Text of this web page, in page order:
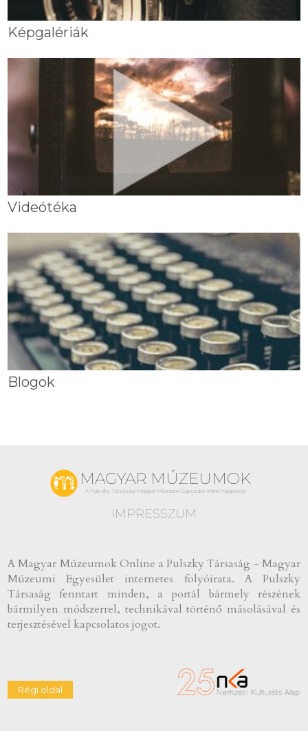
Képgalériák
Videótéka
Blogok
MAGYAR MÚZEUMOK
A Pulszky Társaság-Magyar Múzeumi Egyesület online magazinja
IMPRESSZUM
A Magyar Múzeumok Online a Pulszky Társaság - Magyar
Múzeumi Egyesület internetes folyóirata. A Pulszky
Társaság fenntart minden, a portál bármely részének
bármilyen módszerrel, technikával történő másolásával és
terjesztésével kapcsolatos jogot.